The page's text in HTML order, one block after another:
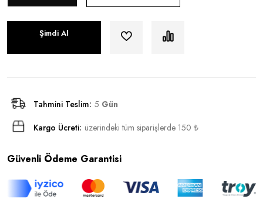
Şimdi Al
Tahmini Teslim: 5 Gün
Kargo Ücreti: üzerindeki tüm siparişlerde 150 ₺
Güvenli Ödeme Garantisi